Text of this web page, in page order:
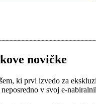
novičke
ki prvi izvedo za
v svoj e-